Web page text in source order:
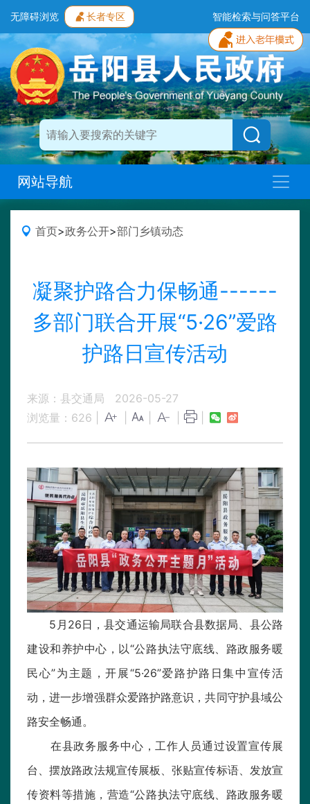
无障碍浏览 长者专区 智能检索与问答平台
网站导航
首页>政务公开>部门乡镇动态
凝聚护路合力保畅通------
多部门联合开展“5·26”爱路
护路日宣传活动
来源：县交通局
2026-05-27
浏览量： 626
5月26日，县交通运输局联合县数据局、县公路
建设和养护中心，以“公路执法守底线、路政服务暖
民心”为主题，开展“5·26”爱路护路日集中宣传活
动，进一步增强群众爱路护路意识，共同守护县域公
路安全畅通。
在县政务服务中心，工作人员通过设置宣传展
台、摆放路政法规宣传展板、张贴宣传标语、发放宣
传资料等措施，营造“公路执法守底线、路政服务暖